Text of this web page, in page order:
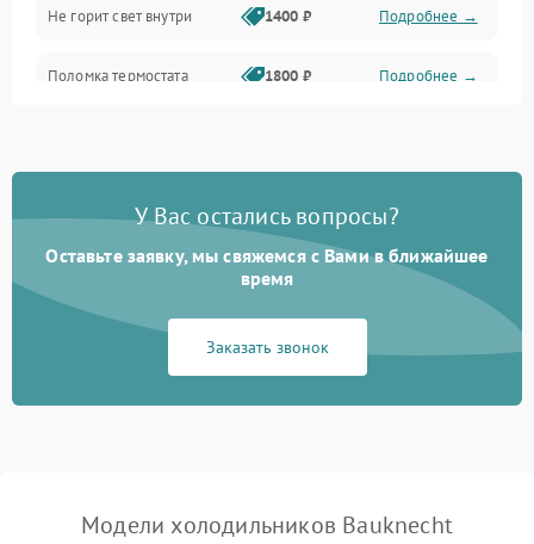
Не горит свет внутри 1400 ₽ Подробнее →
Поломка термостата 1800 ₽ Подробнее →
Образование конденсата
1800 ₽ Подробнее →
Сбой в работе инвертора
работе
2000 ₽ Подробнее →
У Вас остались вопросы?
Оставьте заявку, мы свяжемся с Вами в ближайшее
время
Заказать звонок
Модели холодильников Bauknecht